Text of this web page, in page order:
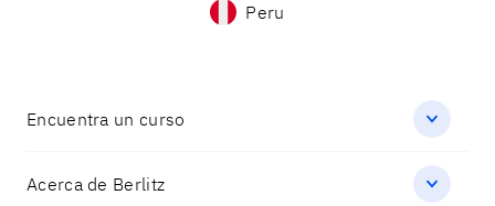
Peru
Encuentra un curso
Acerca de Berlitz